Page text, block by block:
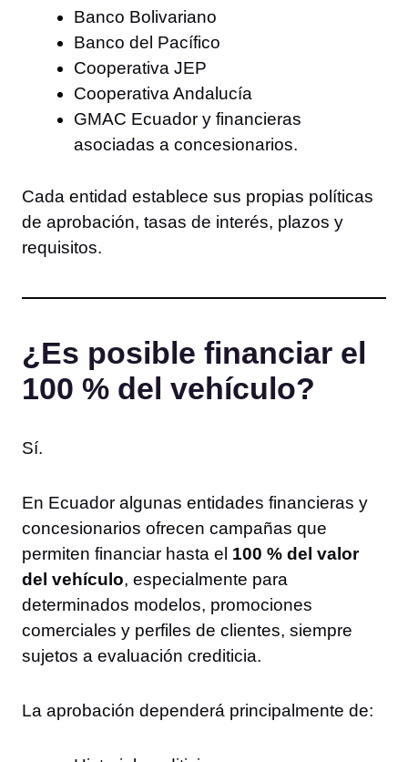
Banco Bolivariano
Banco del Pacífico
Cooperativa JEP
Cooperativa Andalucía
GMAC Ecuador y financieras
asociadas a concesionarios.
Cada entidad establece sus propias políticas
de aprobación, tasas de interés, plazos y
requisitos.
¿Es posible financiar el
100 % del vehículo?
Sí.
En Ecuador algunas entidades financieras y
concesionarios ofrecen campañas que
permiten financiar hasta el 100 % del valor
del vehículo, especialmente para
determinados modelos, promociones
comerciales y perfiles de clientes, siempre
sujetos a evaluación crediticia.
La aprobación dependerá principalmente de: